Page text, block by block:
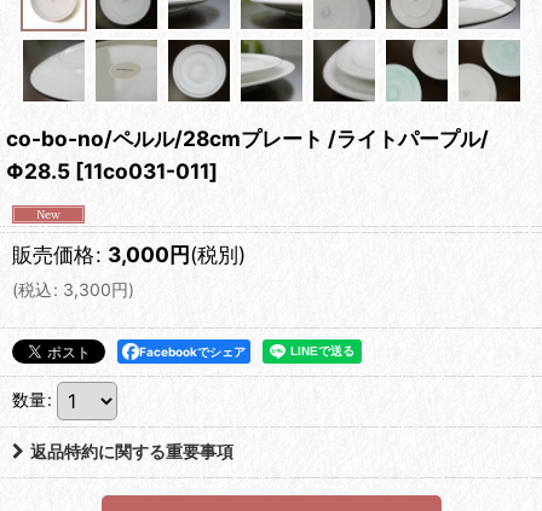
co-bo-no/ペルル/28cmプレート /ライトパープル/
Φ28.5 [11co031-011]
販売価格: 3,000円(税別)
(税込: 3,300円)
Facebookでシェア
数量:
返品特約に関する重要事項